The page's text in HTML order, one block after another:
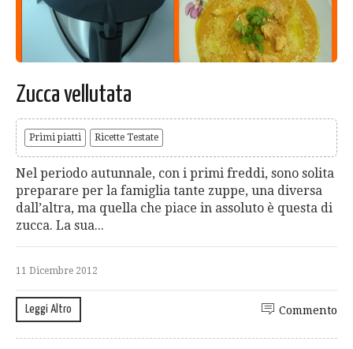
Zucca vellutata
Primi piatti Ricette Testate
Nel periodo autunnale, con i primi freddi, sono solita
preparare per la famiglia tante zuppe, una diversa
dall’altra, ma quella che piace in assoluto è questa di
zucca. La sua...
11 Dicembre 2012
Leggi Altro Commento